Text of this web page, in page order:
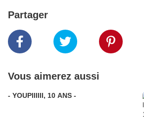
Partager
Vous aimerez aussi
- YOUPIIIIII, 10 ANS -